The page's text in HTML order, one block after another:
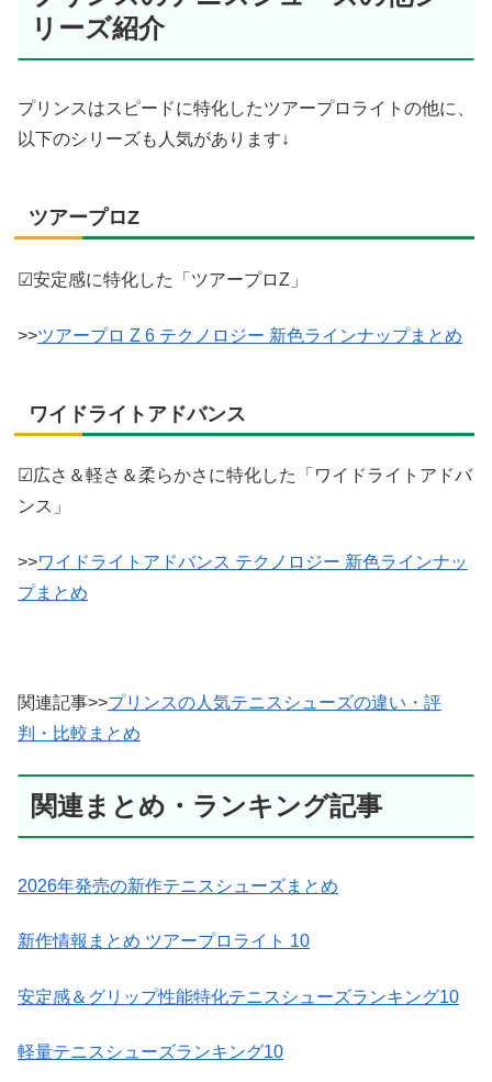
リーズ紹介
プリンスはスピードに特化したツアープロライトの他に、
以下のシリーズも人気があります↓
ツアープロZ
☑安定感に特化した「ツアープロZ」
>>ツアープロ Z 6 テクノロジー 新色ラインナップまとめ
ワイドライトアドバンス
☑広さ＆軽さ＆柔らかさに特化した「ワイドライトアドバ
ンス」
>>ワイドライトアドバンス テクノロジー 新色ラインナッ
プまとめ
関連記事>>プリンスの人気テニスシューズの違い・評
判・比較まとめ
関連まとめ・ランキング記事
2026年発売の新作テニスシューズまとめ
新作情報まとめ ツアープロライト 10
安定感＆グリップ性能特化テニスシューズランキング10
軽量テニスシューズランキング10